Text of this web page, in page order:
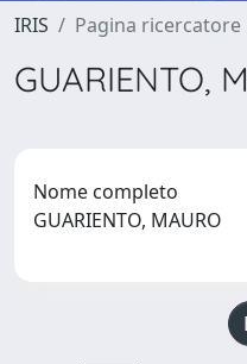
IRIS Pagina ricercatore
GUARIENTO,
Nome completo
GUARIENTO, MAURO